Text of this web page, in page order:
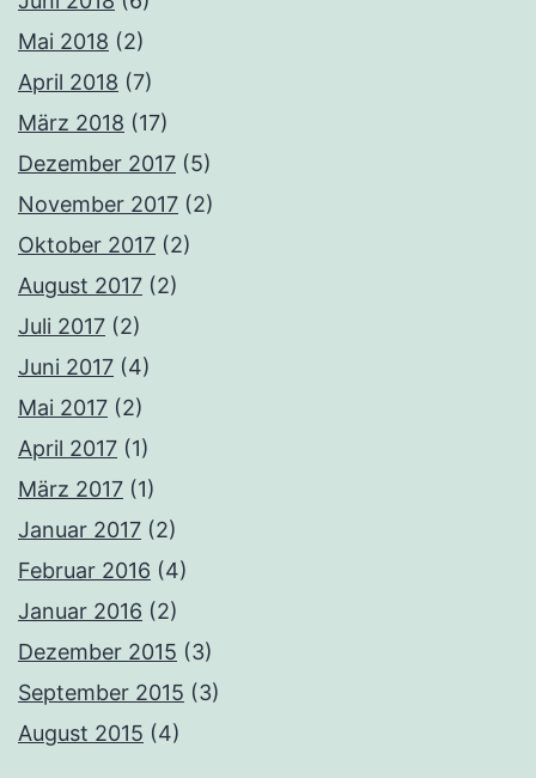
Mai 2018 (2)
April 2018 (7)
März 2018 (17)
Dezember 2017 (5)
November 2017 (2)
Oktober 2017 (2)
August 2017 (2)
Juli 2017 (2)
Juni 2017 (4)
Mai 2017 (2)
April 2017 (1)
März 2017 (1)
Januar 2017 (2)
Februar 2016 (4)
Januar 2016 (2)
Dezember 2015 (3)
September 2015 (3)
August 2015 (4)